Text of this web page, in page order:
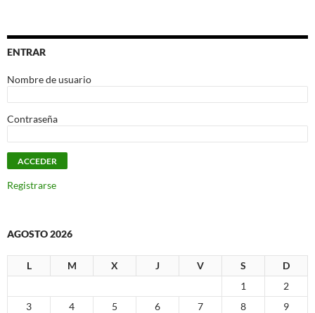
ENTRAR
Nombre de usuario
Contraseña
Registrarse
AGOSTO 2026
L M X J V S
D
1
2
3
4 5 6 7 8
9